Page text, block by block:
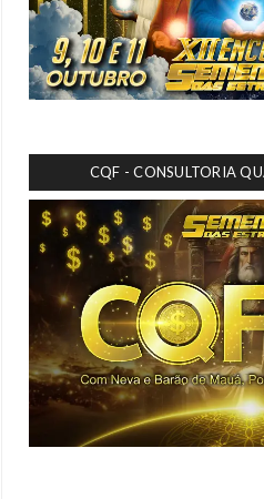
CQF - CONSULTORIA